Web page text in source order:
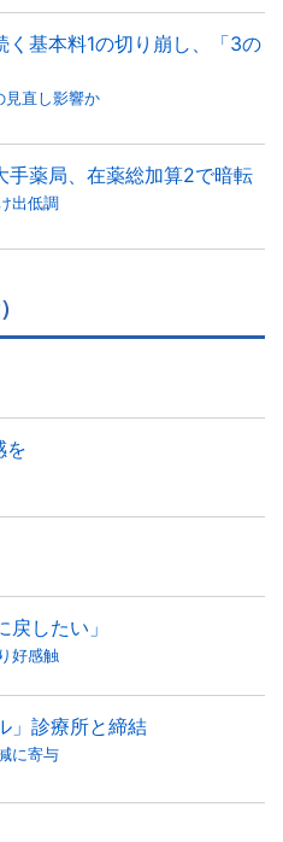
く基本料1の切り崩し、「3の
見直し影響か
手薬局、在薬総加算2で暗転
出低調
を
したい」
好感触
」診療所と締結
に寄与